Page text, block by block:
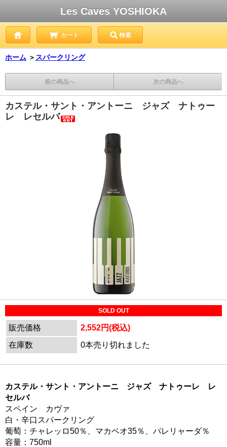
Les Caves YOSHIOKA
カート 検索
ホーム ＞ スパークリング
前の商品へ 次の商品へ
カステル・サント・アントーニ ジャズ ナトゥー
レ レセルバ
SOLD OUT
販売価格
2,552円(税込)
在庫数
0本売り切れました
カステル・サント・アントーニ ジャズ ナトゥーレ レ
セルバ
スペイン カヴァ
白・辛口スパークリング
葡萄：チャレッロ50％、マカベオ35％、パレリャーダ％
容量：750ml